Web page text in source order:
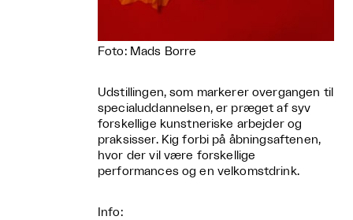
Foto: Mads Borre
Udstillingen, som markerer overgangen til
specialuddannelsen, er præget af syv
forskellige kunstneriske arbejder og
praksisser. Kig forbi på åbningsaftenen,
hvor der vil være forskellige
performances og en velkomstdrink.
Info: